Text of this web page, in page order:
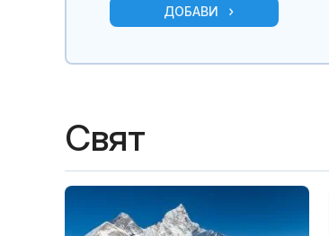
ДОБАВИ
Свят